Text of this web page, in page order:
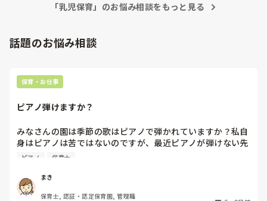
僕から言えることは、役割を3人で回すことを基本にしていく
○主
○サブ
主…基本的には子どもの前に立つ、活動を先導する、必要に応
サブ…製作準備や子どものサポートなど、第二の保育者として
雑…イメージとしては最後に子どもたちを見る役割、例えば散
をして問題ないことを主に伝える、トイレ補助も最後の子ども
事を途中から引き継ぐ
みたいな感じですかね。
「乳児保育」のお悩み相談をもっと見る
話題のお悩み相談
保育・お仕事
ピアノ弾けますか？
みなさんの園は季節の歌はピアノで弾かれていますか？私自
身はピアノは苦ではないのですが、最近ピアノが弾けない先
生が多く、季節の歌をうたう際に演奏が止まったり、弾き直
これならもう音源つかったほうがよい？と思うのですが、そ
こは練習すべき…という声もあってよくわからなくなりまし
ピアノ 保育士
まき
保育士, 認証・認定保育園, 管理職